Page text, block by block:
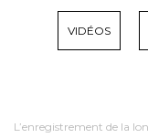
VIDÉOS
L’enregistrement de la